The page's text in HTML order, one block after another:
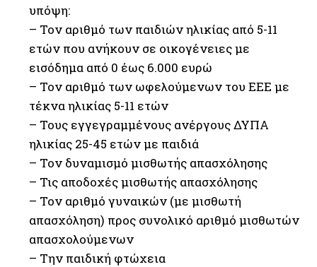
υπόψη:
– Τον αριθμό των παιδιών ηλικίας από 5-11
ετών που ανήκουν σε οικογένειες με
εισόδημα από 0 έως 6.000 ευρώ
– Τον αριθμό των ωφελούμενων του ΕΕΕ με
τέκνα ηλικίας 5-11 ετών
– Τους εγγεγραμμένους ανέργους ΔΥΠΑ
ηλικίας 25-45 ετών με παιδιά
– Τον δυναμισμό μισθωτής απασχόλησης
– Τις αποδοχές μισθωτής απασχόλησης
– Τον αριθμό γυναικών (με μισθωτή
απασχόληση) προς συνολικό αριθμό μισθωτών
απασχολούμενων
– Την παιδική φτώχεια